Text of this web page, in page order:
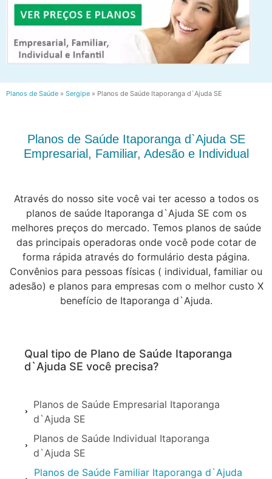
Planos de Saúde » Sergipe » Planos de Saúde Itaporanga d`Ajuda SE
Planos de Saúde Itaporanga d`Ajuda SE
Empresarial, Familiar, Adesão e Individual
Através do nosso site você vai ter acesso a todos os
planos de saúde Itaporanga d`Ajuda SE com os
melhores preços do mercado. Temos planos de saúde
das principais operadoras onde você pode cotar de
forma rápida através do formulário desta página.
Convênios para pessoas físicas ( individual, familiar ou
adesão) e planos para empresas com o melhor custo X
benefício de Itaporanga d`Ajuda.
Qual tipo de Plano de Saúde Itaporanga
d`Ajuda SE você precisa?
Planos de Saúde Empresarial Itaporanga
d`Ajuda SE
Planos de Saúde Individual Itaporanga
d`Ajuda SE
Planos de Saúde Familiar Itaporanga d`Ajuda